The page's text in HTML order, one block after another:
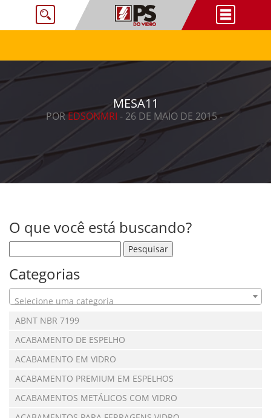
MESA11
POREDSONMRI - 26 DE MAIO DE 2015 -
O que você está buscando?
Categorias
Selecione uma categoria
ABNT NBR 7199
ACABAMENTO DE ESPELHO
ACABAMENTO EM VIDRO
ACABAMENTO PREMIUM EM ESPELHOS
ACABAMENTOS METÁLICOS COM VIDRO